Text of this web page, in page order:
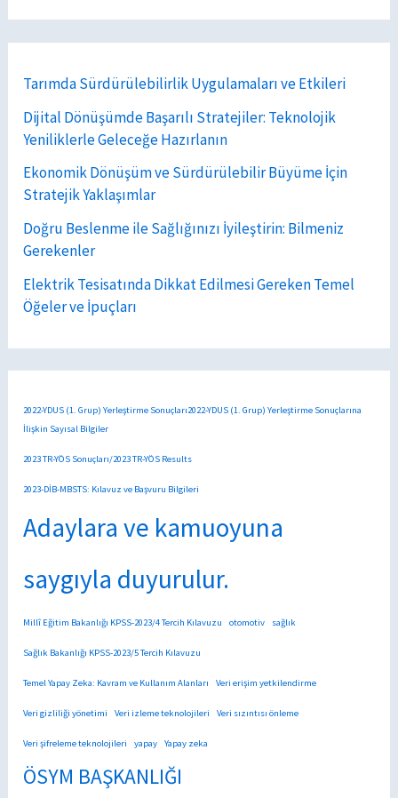
Tarımda Sürdürülebilirlik Uygulamaları ve Etkileri
Dijital Dönüşümde Başarılı Stratejiler: Teknolojik
Yeniliklerle Geleceğe Hazırlanın
Ekonomik Dönüşüm ve Sürdürülebilir Büyüme İçin
Stratejik Yaklaşımlar
Doğru Beslenme ile Sağlığınızı İyileştirin: Bilmeniz
Gerekenler
Elektrik Tesisatında Dikkat Edilmesi Gereken Temel
Öğeler ve İpuçları
2022-YDUS (1. Grup) Yerleştirme Sonuçları2022-YDUS (1. Grup) Yerleştirme Sonuçlarına
İlişkin Sayısal Bilgiler
2023 TR-YÖS Sonuçları/2023 TR-YÖS Results
2023-DİB-MBSTS: Kılavuz ve Başvuru Bilgileri
Adaylara ve kamuoyuna
saygıyla duyurulur.
Millî Eğitim Bakanlığı KPSS-2023/4 Tercih Kılavuzu otomotiv sağlık
Sağlık Bakanlığı KPSS-2023/5 Tercih Kılavuzu
Temel Yapay Zeka: Kavram ve Kullanım Alanları Veri erişim yetkilendirme
Veri gizliliği yönetimi Veri izleme teknolojileri Veri sızıntısı önleme
Veri şifreleme teknolojileri yapay Yapay zeka
ÖSYM BAŞKANLIĞI